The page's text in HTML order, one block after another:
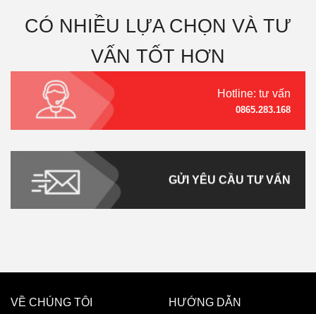
CÓ NHIỀU LỰA CHỌN VÀ TƯ
VẤN TỐT HƠN
Hotline: tư vấn
0865.283.168
GỬI YÊU CẦU TƯ VẤN
VỀ CHÚNG TÔI
HƯỚNG DẪN